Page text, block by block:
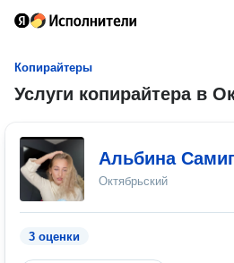
Копирайтеры
Услуги копирайтера в
Альбина
Октябрьский
3 оценки